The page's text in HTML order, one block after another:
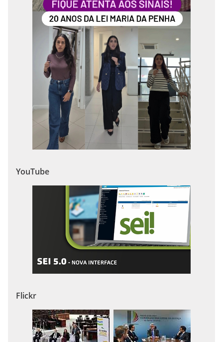
YouTube
Flickr